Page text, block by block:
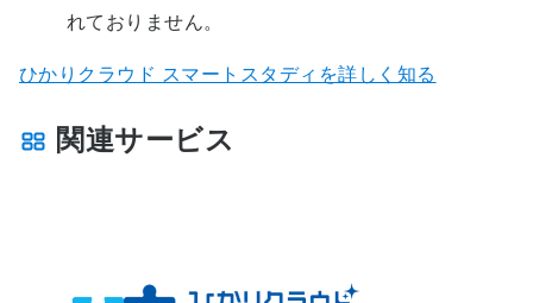
れておりません。
ひかりクラウド スマートスタディを詳しく知る
関連サービス